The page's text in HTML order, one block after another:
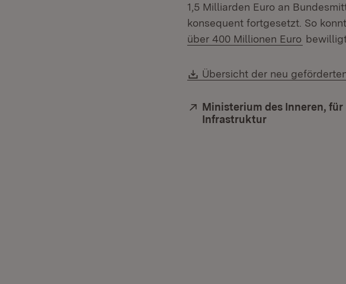
1,5 Milliarden Euro an
konsequent fortgesetzt. So
über 400 Millionen Euro
Download:
Übersicht der neu
Extern:
Ministerium des Inneren,
Infrastruktur